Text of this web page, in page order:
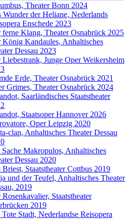
Theater Bonn 2024
Wunder der Heliane, Nederlands
Enschede 2023
ferne Klang, Theater Osnabrück 2025
König Kandaules, Anhaltisches
Dessau 2023
Liebestrank, Junge Oper Weikersheim
Erde, Theater Osnabrück 2021
Grimes, Theater Osnabrück 2024
Saarländisches Staatstheater
Staatsoper Hannover 2026
Oper Leipzig 2020
clan, Anhaltisches Theater Dessau
Makropulos, Anhaltisches
Dessau 2020
Staatstheater Cottbus 2019
und der Teufel, Anhaltisches Theater
2019
Rosenkavalier, Staatstheater
2019
Stadt, Nederlandse Reisopera